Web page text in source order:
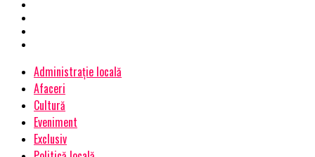
Administrație locală
Afaceri
Cultură
Eveniment
Exclusiv